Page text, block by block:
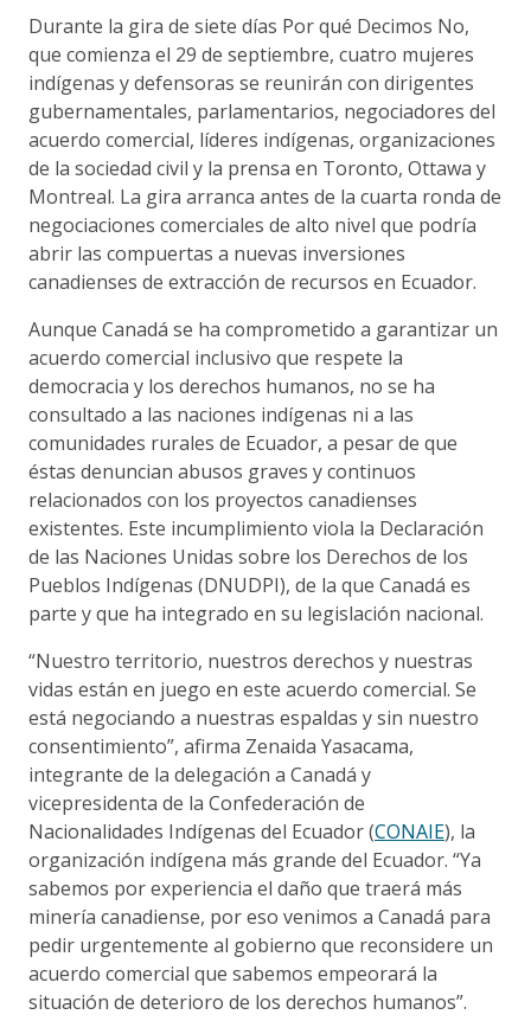
Durante la gira de siete días Por qué Decimos No,
que comienza el 29 de septiembre, cuatro mujeres
indígenas y defensoras se reunirán con dirigentes
gubernamentales, parlamentarios, negociadores del
acuerdo comercial, líderes indígenas, organizaciones
de la sociedad civil y la prensa en Toronto, Ottawa y
Montreal. La gira arranca antes de la cuarta ronda de
negociaciones comerciales de alto nivel que podría
abrir las compuertas a nuevas inversiones
canadienses de extracción de recursos en Ecuador.
Aunque Canadá se ha comprometido a garantizar un
acuerdo comercial inclusivo que respete la
democracia y los derechos humanos, no se ha
consultado a las naciones indígenas ni a las
comunidades rurales de Ecuador, a pesar de que
éstas denuncian abusos graves y continuos
relacionados con los proyectos canadienses
existentes. Este incumplimiento viola la Declaración
de las Naciones Unidas sobre los Derechos de los
Pueblos Indígenas (DNUDPI), de la que Canadá es
parte y que ha integrado en su legislación nacional.
“Nuestro territorio, nuestros derechos y nuestras
vidas están en juego en este acuerdo comercial. Se
está negociando a nuestras espaldas y sin nuestro
consentimiento”, afirma Zenaida Yasacama,
integrante de la delegación a Canadá y
vicepresidenta de la Confederación de
Nacionalidades Indígenas del Ecuador (CONAIE), la
organización indígena más grande del Ecuador. “Ya
sabemos por experiencia el daño que traerá más
minería canadiense, por eso venimos a Canadá para
pedir urgentemente al gobierno que reconsidere un
acuerdo comercial que sabemos empeorará la
situación de deterioro de los derechos humanos”.